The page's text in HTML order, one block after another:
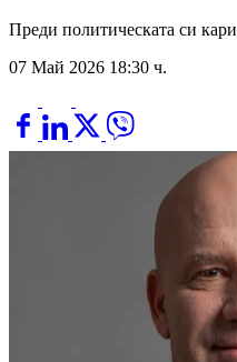
Преди политическата си
07 Май 2026 18:30 ч.